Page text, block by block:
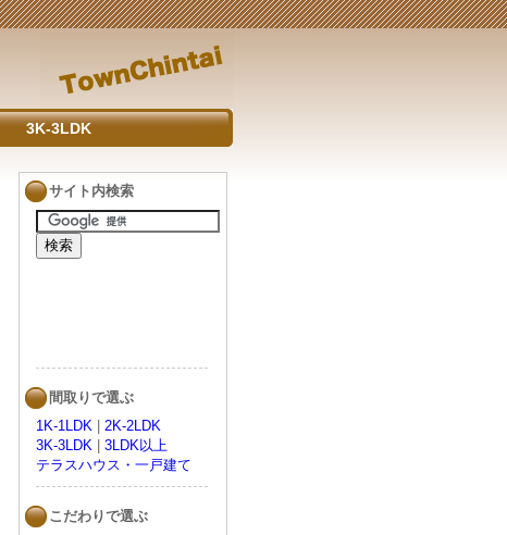
3K-3LDK
サイト内検索
間取りで選ぶ
1K-1LDK
2K-2LDK
3K-3LDK
3LDK以上
テラスハウス・一戸建て
こだわりで選ぶ